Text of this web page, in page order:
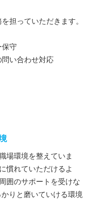
担っていただきます。
保守
問い合わせ対応
場環境を整えていま
慣れていただけるよ
囲のサポートを受けな
りと磨いていける環境